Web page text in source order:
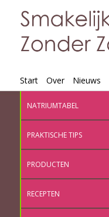
Start Over Nieuws
NATRIUMTABEL
PRAKTISCHE TIPS
PRODUCTEN
RECEPTEN